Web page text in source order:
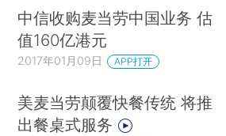
中信收购麦当劳中国业务 估
值160亿港元
2017年01月09日 APP打开
美麦当劳颠覆快餐传统 将推
出餐桌式服务